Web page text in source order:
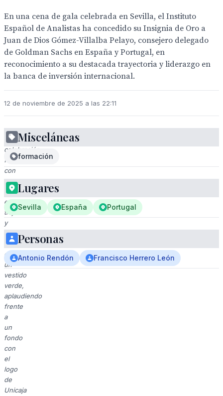
En una cena de gala celebrada en Sevilla, el Instituto
Español de Analistas ha concedido su Insignia de Oro a
Juan de Dios Gómez-Villalba Pelayo, consejero delegado
de Goldman Sachs en España y Portugal, en
reconocimiento a su destacada trayectoria y liderazgo en
la banca de inversión internacional.
12 de noviembre de 2025 a las 22:11
Una
celebración
formal
con
cuatro
personas
en
trajes
y
una
mujer
en
un
vestido
verde,
aplaudiendo
frente
a
un
fondo
con
el
logo
de
Unicaja
Misceláneas
formación
Lugares
Sevilla España Portugal
Personas
Antonio Rendón Francisco Herrero León